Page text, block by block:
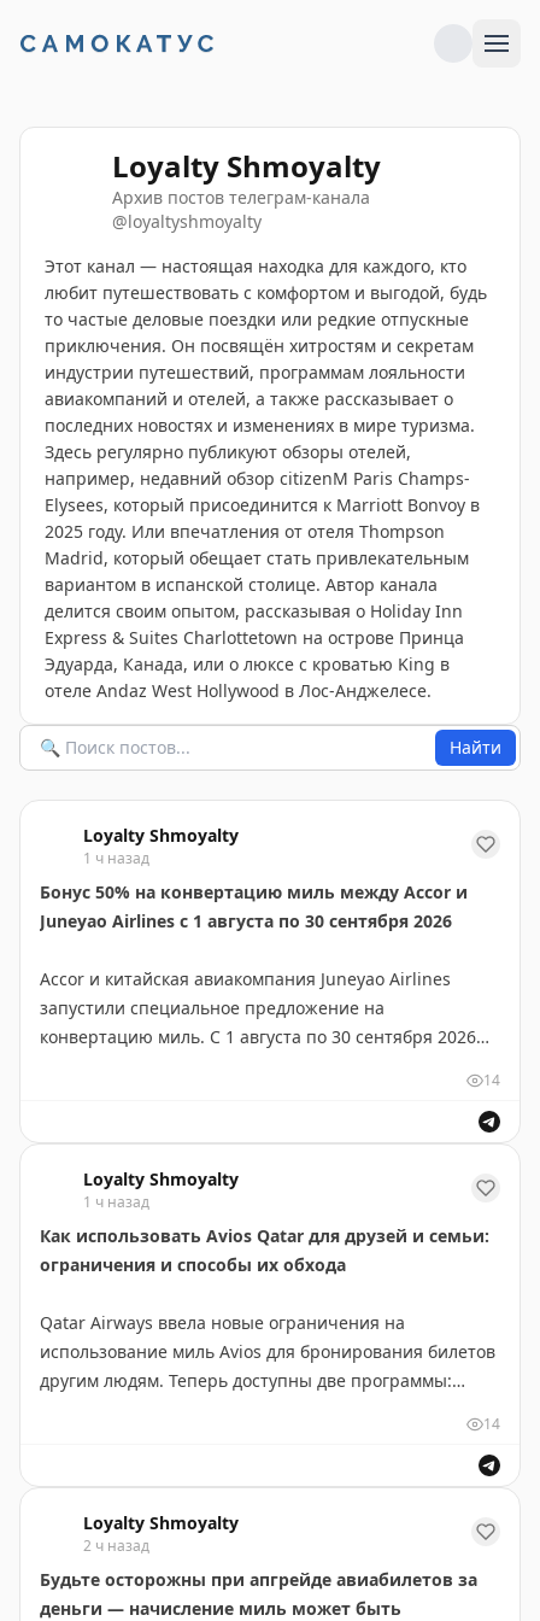
Loyalty Shmoyalty
Архив постов телеграм-канала
@loyaltyshmoyalty
Этот канал — настоящая находка для каждого, кто
любит путешествовать с комфортом и выгодой, будь
то частые деловые поездки или редкие отпускные
приключения. Он посвящён хитростям и секретам
индустрии путешествий, программам лояльности
авиакомпаний и отелей, а также рассказывает о
последних новостях и изменениях в мире туризма.
Здесь регулярно публикуют обзоры отелей,
например, недавний обзор citizenM Paris Champs-
Elysees, который присоединится к Marriott Bonvoy в
2025 году. Или впечатления от отеля Thompson
Madrid, который обещает стать привлекательным
вариантом в испанской столице. Автор канала
делится своим опытом, рассказывая о Holiday Inn
Express & Suites Charlottetown на острове Принца
Эдуарда, Канада, или о люксе с кроватью King в
отеле Andaz West Hollywood в Лос-Анджелесе.
Найти
Loyalty Shmoyalty
1 ч назад
Бонус 50% на конвертацию миль между Accor и
Juneyao Airlines с 1 августа по 30 сентября 2026
Accor и китайская авиакомпания Juneyao Airlines
запустили специальное предложение на
конвертацию миль. С 1 августа по 30 сентября 2026
возможность для тех, кто хочет увеличить свои мили
в Juneyao Airlines или конвертировать их обратно в
Accor. Предложение доступно на официальном сайте
Accor. Джон Оллила рассказывает о деталях этого
выгодного обмена.
14
Loyalty Shmoyalty
1 ч назад
Как использовать Avios Qatar для друзей и семьи:
ограничения и способы их обхода
Qatar Airways ввела новые ограничения на
использование миль Avios для бронирования билетов
другим людям. Теперь доступны две программы:
накопления миль) и My List (список из 4 человек для
бронирования). Обе требуют 30-дневной активности
аккаунта и минимум 6 месяцев блокировки
участников. Однако есть лазейка: члены с статусом
Gold и Platinum могут бронировать билеты для
неограниченного числа людей через контакт-центр
Qatar, без необходимости добавлять их в My List.
14
Loyalty Shmoyalty
2 ч назад
Будьте осторожны при апгрейде авиабилетов за
деньги — начисление миль может быть